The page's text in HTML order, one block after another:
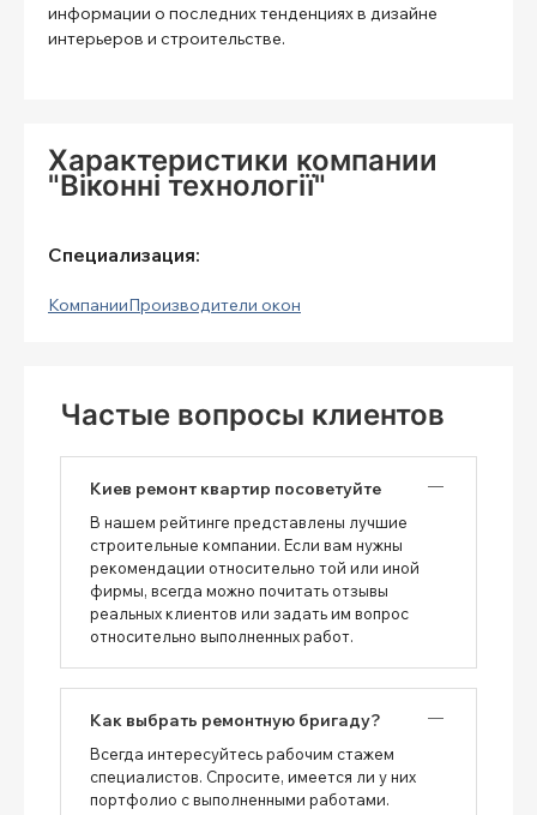
информации о последних тенденциях в дизайне
интерьеров и строительстве.
Характеристики компании
"Віконні технології"
Специализация:
КомпанииПроизводители окон
Частые вопросы клиентов
Киев ремонт квартир посоветуйте
В нашем рейтинге представлены лучшие
строительные компании. Если вам нужны
рекомендации относительно той или иной
фирмы, всегда можно почитать отзывы
реальных клиентов или задать им вопрос
относительно выполненных работ.
Как выбрать ремонтную бригаду?
Всегда интересуйтесь рабочим стажем
специалистов. Спросите, имеется ли у них
портфолио с выполненными работами.